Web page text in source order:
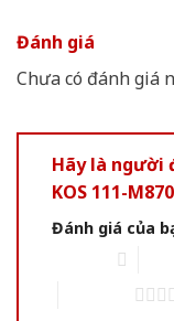
Đánh giá
Chưa có đánh giá
Hãy là người
KOS 111-
Đánh giá của